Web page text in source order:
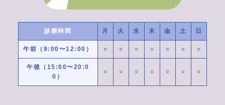
診療時間 月 火 水 木 金 土 日
午前（9:00〜12:00） ○ ○ ○ ○ ○ ○ ○
午後（15:00〜20:0
0）
○ ○ ○ ○ ○ ○ ○